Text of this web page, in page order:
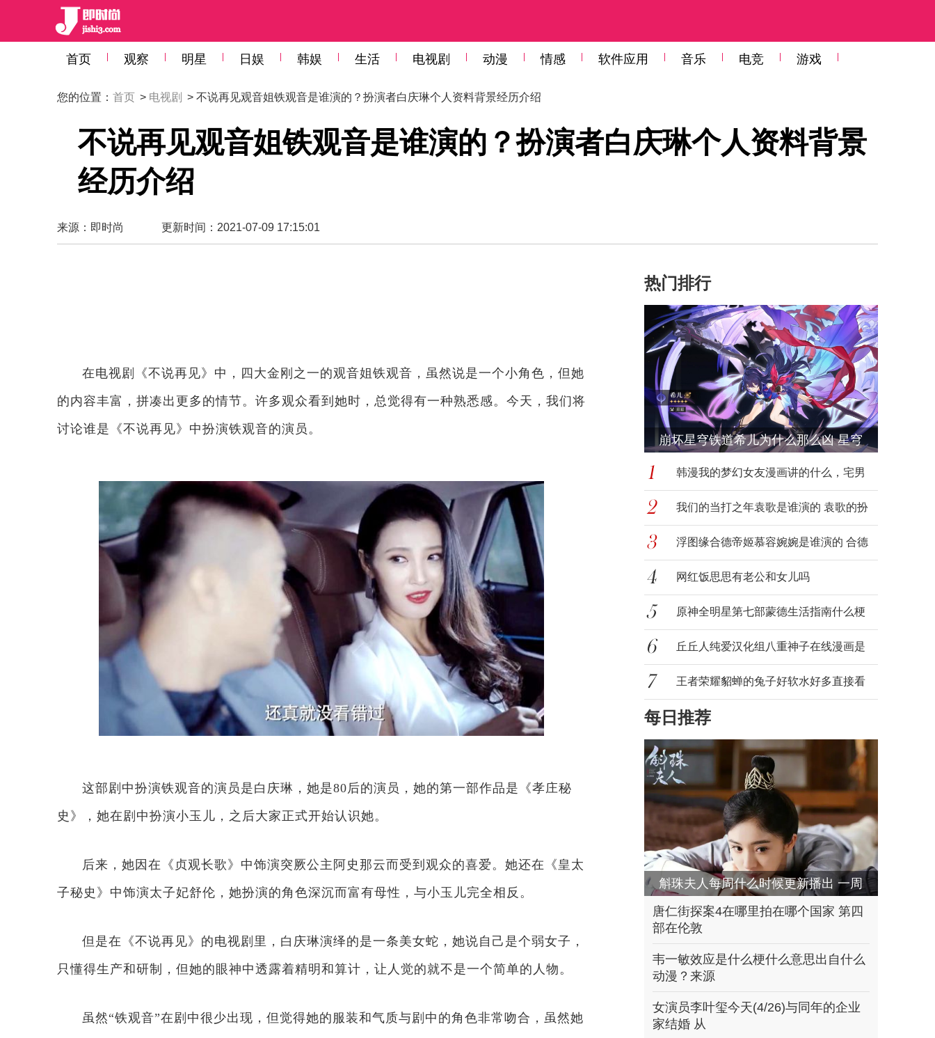
首页 观察 明星 日娱 韩娱 生活 电视剧 动漫 情感 软件应用 音乐 电竞 游戏
您的位置： 首页 > 电视剧 > 不说再见观音姐铁观音是谁演的？扮演者白庆琳个人资料背景经历介绍
不说再见观音姐铁观音是谁演的？扮演者白庆琳个人资料背景
经历介绍
来源： 即时尚 更新时间：2021-07-09 17:15:01
在电视剧《不说再见》中，四大金刚之一的观音姐铁观音，虽然说是一个小角色，但她
的内容丰富，拼凑出更多的情节。许多观众看到她时，总觉得有一种熟悉感。今天，我们将
讨论谁是《不说再见》中扮演铁观音的演员。
这部剧中扮演铁观音的演员是白庆琳，她是80后的演员，她的第一部作品是《孝庄秘
史》，她在剧中扮演小玉儿，之后大家正式开始认识她。
后来，她因在《贞观长歌》中饰演突厥公主阿史那云而受到观众的喜爱。她还在《皇太
子秘史》中饰演太子妃舒伦，她扮演的角色深沉而富有母性，与小玉儿完全相反。
但是在《不说再见》的电视剧里，白庆琳演绎的是一条美女蛇，她说自己是个弱女子，
只懂得生产和研制，但她的眼神中透露着精明和算计，让人觉的就不是一个简单的人物。
虽然“铁观音”在剧中很少出现，但觉得她的服装和气质与剧中的角色非常吻合，虽然她
热门排行
崩坏星穹铁道希儿为什么那么凶 星穹
韩漫我的梦幻女友漫画讲的什么，宅男
和理想
我们的当打之年袁歌是谁演的 袁歌的扮
演者
浮图缘合德帝姬慕容婉婉是谁演的 合德
帝姬
网红饭思思有老公和女儿吗
原神全明星第七部蒙德生活指南什么梗
丘丘人纯爱汉化组八重神子在线漫画是
什么意
王者荣耀貂蝉的兔子好软水好多直接看
什么梗
每日推荐
斛珠夫人每周什么时候更新播出 一周
更新几集每
唐仁街探案4在哪里拍在哪个国家 第四
部在伦敦
韦一敏效应是什么梗什么意思出自什么
动漫？来源
女演员李叶玺今天(4/26)与同年的企业
家结婚 从